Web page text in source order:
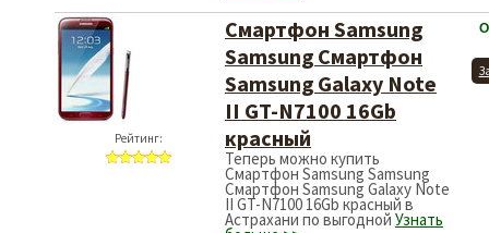
Рейтинг:
Смартфон Samsung
Samsung Смартфон
Samsung Galaxy Note
II GT-N7100 16Gb
красный
Теперь можно купить
Смартфон Samsung Samsung
Смартфон Samsung Galaxy Note
II GT-N7100 16Gb красный в
Астрахани по выгодной Узнать